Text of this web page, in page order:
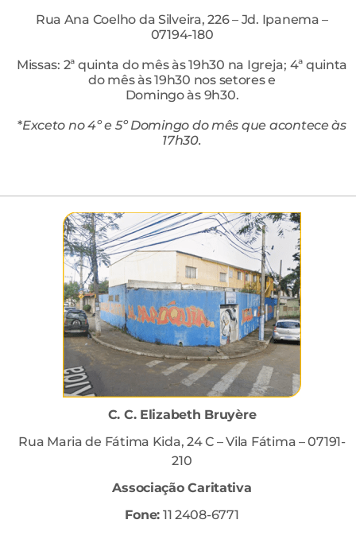
Rua Ana Coelho da Silveira, 226 – Jd. Ipanema –
07194-180
Missas: 2ª quinta do mês às 19h30 na Igreja; 4ª quinta
do mês às 19h30 nos setores e
Domingo às 9h30.
*Exceto no 4º e 5º Domingo domês que acontece às
17h30.
C. C. Elizabeth Bruyère
Rua Maria de Fátima Kida, 24 C – Vila Fátima – 07191-
210
Associação Caritativa
Fone: 11 2408-6771